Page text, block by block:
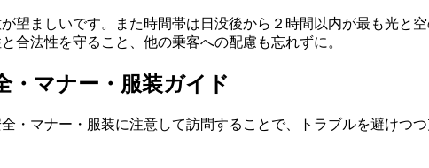
望ましいです。また時間帯は日没後から２時間以内が最も光と
合法性を守ること、他の乗客への配慮も忘れずに。
・マナー・服装ガイド
・マナー・服装に注意して訪問することで、トラブルを避けつ